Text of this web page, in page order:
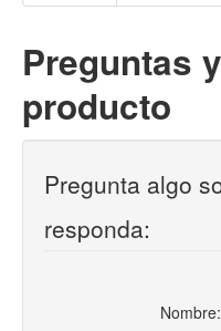
Preguntas
producto
Pregunta algo
responda:
Nombre: